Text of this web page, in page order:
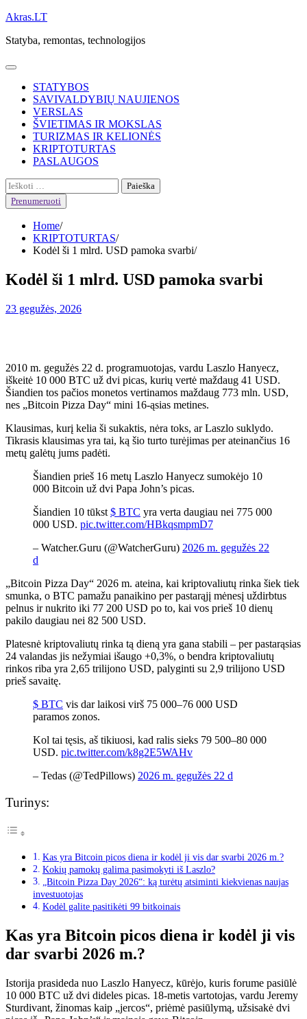
Skip
content
Akras.LT
Statyba, remontas, technologijos
STATYBOS
SAVIVALDYBIŲ NAUJIENOS
VERSLAS
ŠVIETIMAS IR MOKSLAS
TURIZMAS IR KELIONĖS
KRIPTOTURTAS
PASLAUGOS
Ieškoti:
Prenumeruoti
Home
KRIPTOTURTAS
Kodėl ši 1 mlrd. USD pamoka svarbi
Kodėl ši 1 mlrd. USD pamoka svarbi
23 gegužės, 2026
2010 m. gegužės 22 d. programuotojas, vardu Laszlo Hanyecz,
iškeitė 10 000 BTC už dvi picas, kurių vertė maždaug 41 USD.
Šiandien tos pačios monetos vertinamos maždaug 773 mln. USD,
nes „Bitcoin Pizza Day“ mini 16-ąsias metines.
Klausimas, kurį kelia ši sukaktis, nėra toks, ar Laszlo suklydo.
Tikrasis klausimas yra tai, ką šio turto turėjimas per ateinančius 16
metų galėtų jums padėti.
Šiandien prieš 16 metų Laszlo Hanyecz sumokėjo 10
000 Bitcoin už dvi Papa John’s picas.
Šiandien 10 tūkst $ BTC yra verta daugiau nei 775 000
000 USD. pic.twitter.com/HBkqsmpmD7
– Watcher.Guru (@WatcherGuru) 2026 m. gegužės 22
d
„Bitcoin Pizza Day“ 2026 m. ateina, kai kriptovaliutų rinka šiek tiek
smunka, o BTC pamažu panaikino per pastarąjį mėnesį uždirbtus
pelnus ir nukrito iki 77 200 USD po to, kai vos prieš 10 dienų
pakilo daugiau nei 82 500 USD.
Platesnė kriptovaliutų rinka tą dieną yra gana stabili – per pastarąsias
24 valandas jis nežymiai išaugo +0,3%, o bendra kriptovaliutų
rinkos riba yra 2,65 trilijono USD, palyginti su 2,9 trilijono USD
prieš savaitę.
$ BTC vis dar laikosi virš 75 000–76 000 USD
paramos zonos.
Kol tai tęsis, aš tikiuosi, kad ralis sieks 79 500–80 000
USD. pic.twitter.com/k8g2E5WAHv
– Tedas (@TedPillows) 2026 m. gegužės 22 d
Turinys:
Kas yra Bitcoin picos diena ir kodėl ji vis dar svarbi 2026 m.?
Kokių pamokų galima pasimokyti iš Laszlo?
„Bitcoin Pizza Day 2026“: ką turėtų atsiminti kiekvienas naujas
investuotojas
Kodėl galite pasitikėti 99 bitkoinais
Kas yra Bitcoin picos diena ir kodėl ji vis
dar svarbi 2026 m.?
Istorija prasideda nuo Laszlo Hanyecz, kūrėjo, kuris forume pasiūlė
10 000 BTC už dvi dideles picas. 18-metis vartotojas, vardu Jeremy
Sturdivant, žinomas kaip „jercos“, priėmė pasiūlymą, užsisakė dvi